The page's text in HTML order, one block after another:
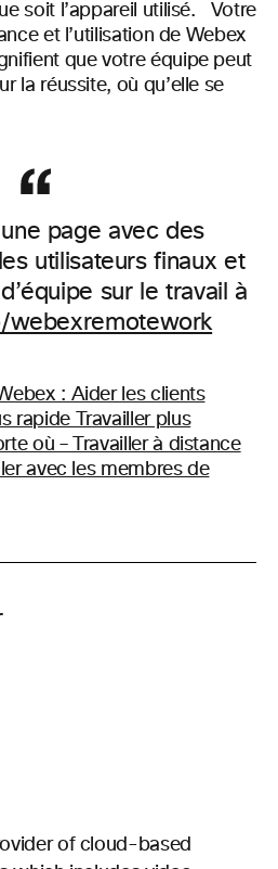
soit l’appareil utilisé. Votre
et l’utilisation de Webex
que votre équipe peut
la réussite, où qu’elle se
page avec des
utilisateurs finaux et
sur le travail à
webexremotework
: Aider les clients
rapide Travailler plus
où – Travailler à distance
avec les membres de
of cloud-based